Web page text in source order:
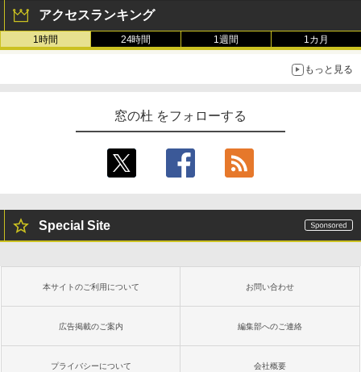
ない、大きな画面で読みやすい、6週間持
続バッテリー、6インチディスプレイ電子
書籍リーダー、マッチャ、16GB、広告な
し
Kindle Paperwhite シグニチャーエディ
るさ自動調整、色調調節ライト、12週間
持続バッテリー、広告なし、メタリック
ブラック
￥27,980
ンチディスプレイ、色調調節ライト、12
週間持続バッテリー、広告なし、ブラッ
アクセスランキング
1時間 24時間 1週間 1カ月
もっと見る
窓の杜 をフォローする
Special Site
本サイトのご利用について お問い合わせ
広告掲載のご案内 編集部へのご連絡
プライバシーについて 会社概要